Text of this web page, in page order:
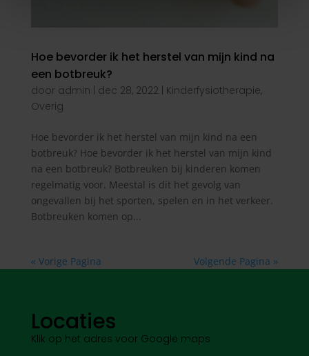
Hoe bevorder ik het herstel van mijn kind na
een botbreuk?
door admin | dec 28, 2022 | Kinderfysiotherapie,
Overig
Hoe bevorder ik het herstel van mijn kind na een
botbreuk? Hoe bevorder ik het herstel van mijn kind
na een botbreuk? Botbreuken bij kinderen komen
regelmatig voor. Meestal is dit het gevolg van
ongevallen bij het sporten, spelen en in het verkeer.
Botbreuken komen op...
« Vorige Pagina Volgende Pagina »
Locaties
Klik op het adres voor Google maps